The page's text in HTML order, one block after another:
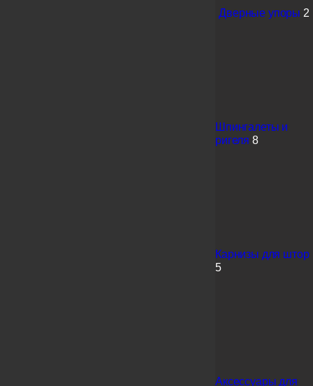
Дверные упоры 2
Шпингалеты и
ригеля 8
Карнизы для штор
5
Аксессуары для